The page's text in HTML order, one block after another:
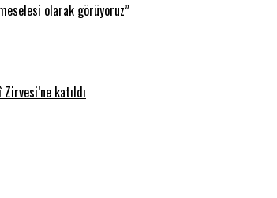
olarak görüyoruz”
katıldı